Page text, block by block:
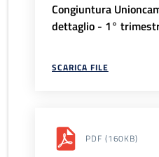
Congiuntura
dettaglio - 1°
SCARICA FILE
PDF (160KB)